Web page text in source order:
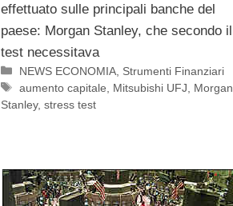
effettuato sulle principali banche del
paese: Morgan Stanley, che secondo il
test necessitava
Categorie
NEWS ECONOMIA Strumenti Finanziari
Tag
aumento capitale Mitsubishi UFJ
Morgan
Stanley, stress test